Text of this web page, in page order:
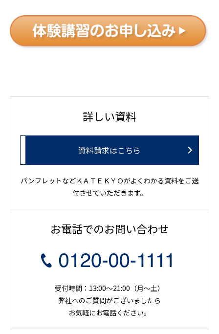
詳しい資料
資料請求はこちら
パンフレットなどＫＡＴＥＫＹＯがよくわかる資料をご送
付させていただきます。
お電話でのお問い合わせ
受付時間：13:00～21:00（月〜土）
弊社へのご質問がございましたら
お気軽にお電話ください。